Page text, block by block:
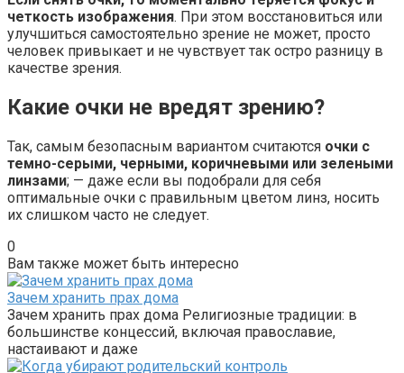
четкость изображения. При этом восстановиться или
улучшиться самостоятельно зрение не может, просто
человек привыкает и не чувствует так остро разницу в
качестве зрения.
Какие очки не вредят зрению?
Так, самым безопасным вариантом считаются очки с
темно-серыми, черными, коричневыми или зелеными
линзами; — даже если вы подобрали для себя
оптимальные очки с правильным цветом линз, носить
их слишком часто не следует.
0
Вам также может быть интересно
Зачем хранить прах дома
Зачем хранить прах дома Религиозные традиции: в
большинстве концессий, включая православие,
настаивают и даже